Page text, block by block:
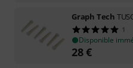
Graph Tech
1
Disponible
28€